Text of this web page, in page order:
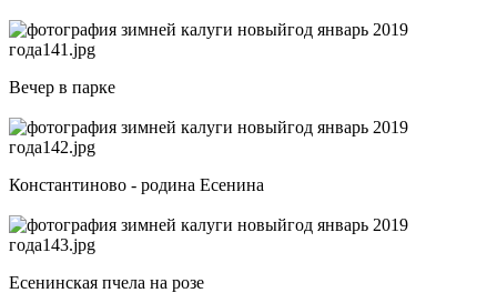
Вечер в парке
Константиново - родина Есенина
Есенинская пчела на розе